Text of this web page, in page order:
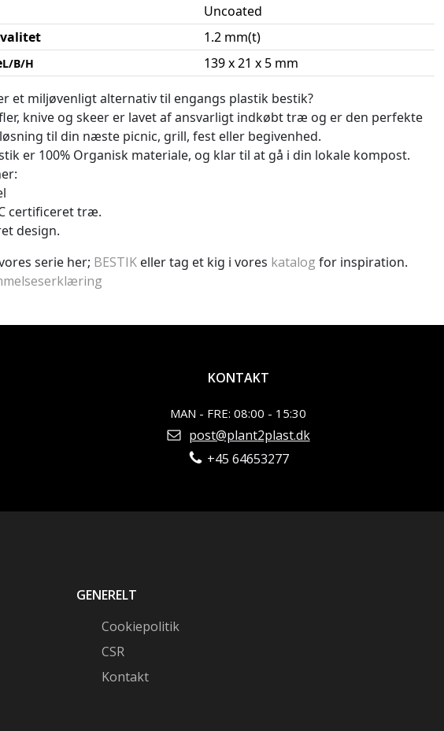
Uncoated
1.2 mm(t)
L/B/H 139 x 21 x 5 mm
et miljøvenligt alternativ til engangs plastik bestik?
knive og skeer er lavet af ansvarligt indkøbt træ og er den perfekte
til din næste picnic, grill, fest eller begivenhed.
er 100% Organisk materiale, og klar til at gå i din lokale kompost.
certificeret træ.
design.
serie her; BESTIK eller tag et kig i vores katalog for inspiration.
KONTAKT
MAN - FRE: 08:00 - 15:30
post@plant2plast.dk
+45 64653277
GENERELT
Cookiepolitik
CSR
Kontakt